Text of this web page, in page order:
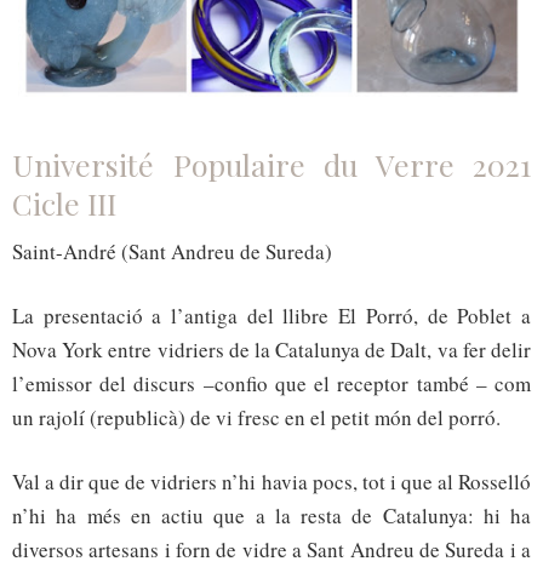
Université Populaire du Verre 2021
Cicle III
Saint-André (Sant Andreu de Sureda)
La presentació a l’antiga del llibre El Porró, de Poblet a
Nova York entre vidriers de la Catalunya de Dalt, va fer delir
l’emissor del discurs –confio que el receptor també – com
un rajolí (republicà) de vi fresc en el petit món del porró.
Val a dir que de vidriers n’hi havia pocs, tot i que al Rosselló
n’hi ha més en actiu que a la resta de Catalunya: hi ha
diversos artesans i forn de vidre a Sant Andreu de Sureda i a